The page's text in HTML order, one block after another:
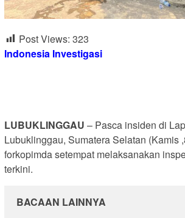
Post Views: 323
Indonesia Investigasi
LUBUKLINGGAU – Pasca insiden di
Lubuklinggau, Sumatera Selatan (Kamis
forkopimda setempat melaksanakan
terkini.
BACAAN LAINNYA